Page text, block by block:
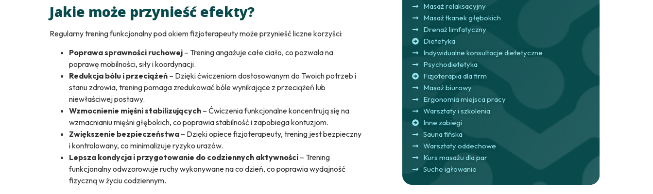
Jakie może przynieść efekty?
Regularny trening funkcjonalny pod okiem fizjoterapeuty może przynieść liczne korzyści:
Poprawa sprawności ruchowej – Trening angażuje całe ciało, co pozwala na
poprawę mobilności, siły i koordynacji.
Redukcja bólu i przeciążeń – Dzięki ćwiczeniom dostosowanym do Twoich potrzeb i
stanu zdrowia, trening pomaga zredukować bóle wynikające z przeciążeń lub
niewłaściwej postawy.
Wzmocnienie mięśni stabilizujących – Ćwiczenia funkcjonalne koncentrują się na
wzmacnianiu mięśni głębokich, co poprawia stabilność i zapobiega kontuzjom.
Zwiększenie bezpieczeństwa – Dzięki opiece fizjoterapeuty, trening jest bezpieczny
i kontrolowany, co minimalizuje ryzyko urazów.
Lepsza kondycja i przygotowanie do codziennych aktywności – Trening
funkcjonalny odwzorowuje ruchy wykonywane na co dzień, co poprawia wydajność
fizyczną w życiu codziennym.
Masaż relaksacyjny
Masaż tkanek głębokich
Drenaż limfatyczny
Dietetyka
Indywidualne konsultacje dietetyczne
Psychodietetyka
Fizjoterapia dla firm
Masaż biurowy
Ergonomia miejsca pracy
Warsztaty i szkolenia
Inne zabiegi
Sauna fińska
Warsztaty oddechowe
Kurs masażu dla par
Suche igłowanie